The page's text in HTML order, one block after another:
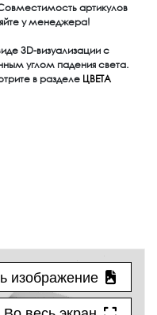
артикулов
у менеджера!
3D-визуализации с
углом падения света.
в разделе ЦВЕТА